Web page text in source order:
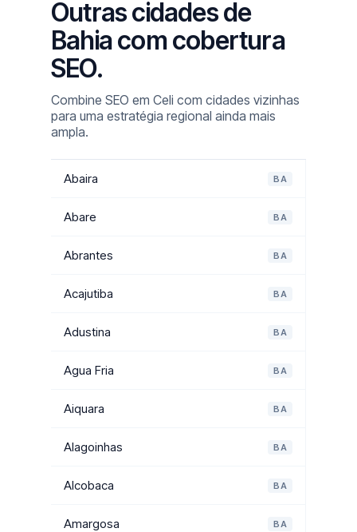
Outras cidades de
Bahia com cobertura
SEO.
Combine SEO em Celi com cidades vizinhas
para uma estratégia regional ainda mais
ampla.
Abaira BA
Abare BA
Abrantes BA
Acajutiba BA
Adustina BA
Agua Fria BA
Aiquara BA
Alagoinhas BA
Alcobaca BA
Amargosa BA